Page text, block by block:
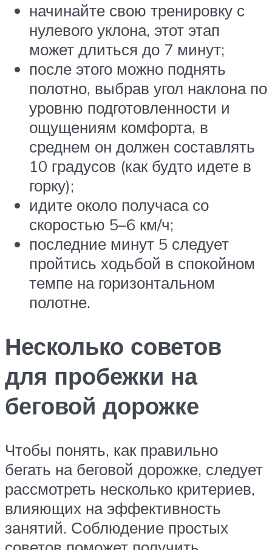
начинайте свою тренировку с
нулевого уклона, этот этап
может длиться до 7 минут;
после этого можно поднять
полотно, выбрав угол наклона по
уровню подготовленности и
ощущениям комфорта, в
среднем он должен составлять
10 градусов (как будто идете в
горку);
идите около получаса со
скоростью 5–6 км/ч;
последние минут 5 следует
пройтись ходьбой в спокойном
темпе на горизонтальном
полотне.
Несколько советов
для пробежки на
беговой дорожке
Чтобы понять, как правильно
бегать на беговой дорожке, следует
рассмотреть несколько критериев,
влияющих на эффективность
занятий. Соблюдение простых